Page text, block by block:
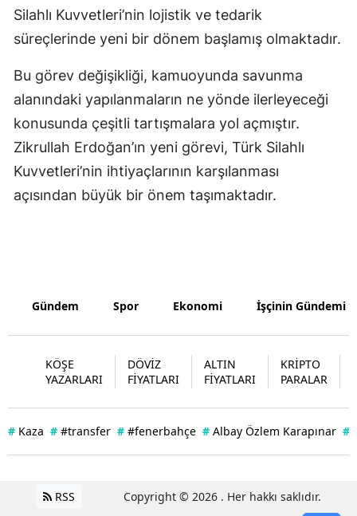
Şanlıurfa
Uşak
Van
Batman
Silahlı Kuvvetleri’nin lojistik ve tedarik
süreçlerinde yeni bir dönem başlamış olmaktadır.
Bu görev değişikliği, kamuoyunda savunma
alanındaki yapılanmaların ne yönde ilerleyeceği
konusunda çeşitli tartışmalara yol açmıştır.
Zikrullah Erdoğan’ın yeni görevi, Türk Silahlı
Kuvvetleri’nin ihtiyaçlarının karşılanması
açısından büyük bir önem taşımaktadır.
Gündem Spor Ekonomi İşçinin Gündemi
KÖŞE
YAZARLARI
DÖVİZ
FİYATLARI
ALTIN
FİYATLARI
KRİPTO
PARALAR
# Kaza # #transfer # #fenerbahçe # Albay Özlem Karapınar #
RSS Copyright © 2026 . Her hakkı saklıdır.